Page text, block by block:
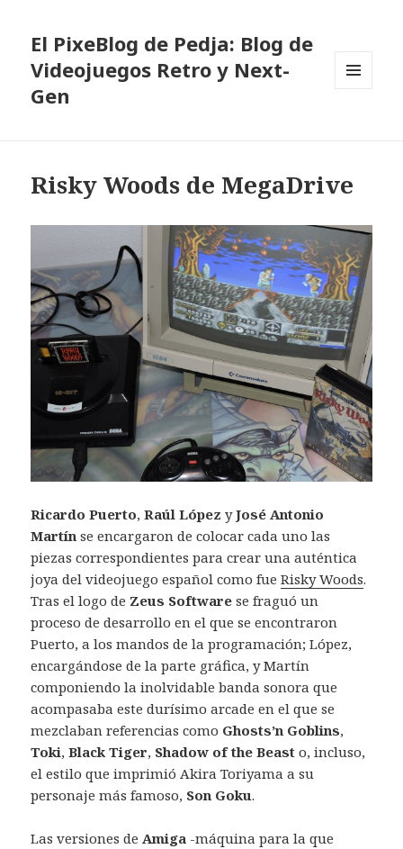
El PixeBlog de Pedja: Blog de
Videojuegos Retro y Next-
Gen
Risky Woods de MegaDrive
Ricardo Puerto,Raúl López yJosé Antonio
Martín se encargaron de colocar cada uno las
piezas correspondientes para crear una auténtica
joya del videojuego español como fueRisky Woods.
Tras el logo de Zeus Software se fraguó un
proceso de desarrollo en el que se encontraron
Puerto, a los mandos de la programación; López,
encargándose de la parte gráfica, y Martín
componiendo la inolvidable banda sonora que
acompasaba este durísimo arcade en el que se
mezclaban referencias como Ghosts’n Goblins,
Toki,Black Tiger, Shadow of the Beast o, incluso,
el estilo que imprimió Akira Toriyama a su
personaje más famoso, Son Goku.
Las versiones de Amiga -máquina para la que